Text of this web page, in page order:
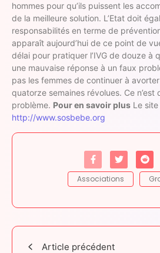
hommes pour qu’ils puissent les
de la meilleure solution. L’Etat doit
responsabilités en terme de
apparaît aujourd’hui de ce point de
délai pour pratiquer l’IVG de douze à
une mauvaise réponse à un faux
pas les femmes de continuer à avorter
quatorze semaines révolues. Ce n’est
problème. Pour en savoir plus Le
http://www.sosbebe.org
Associations
Article précédent